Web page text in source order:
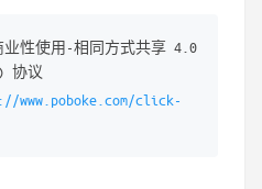
性使用-相同方式共享 4.0
协议
www.poboke.com/click-